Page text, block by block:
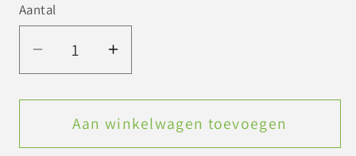
Aantal
Aantal
verlagen
voor
Legersok
/
Aantal
verhogen
voor
Legersok
/
Aan winkelwagen toevoegen